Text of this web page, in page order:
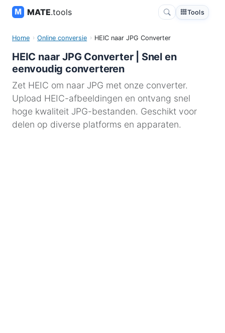
MATE.tools Tools
Home Online conversie HEIC naar JPG Converter
HEIC naar JPG Converter | Snel en
eenvoudig converteren
Zet HEIC om naar JPG met onze converter.
Upload HEIC-afbeeldingen en ontvang snel
hoge kwaliteit JPG-bestanden. Geschikt voor
delen op diverse platforms en apparaten.